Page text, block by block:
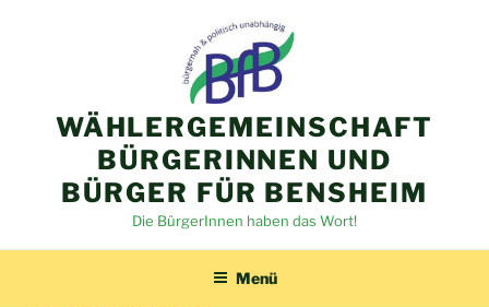
WÄHLERGEMEINSCHAFT
BÜRGERINNEN UND
BÜRGER FÜR BENSHEIM
Die BürgerInnen haben das Wort!
Menü